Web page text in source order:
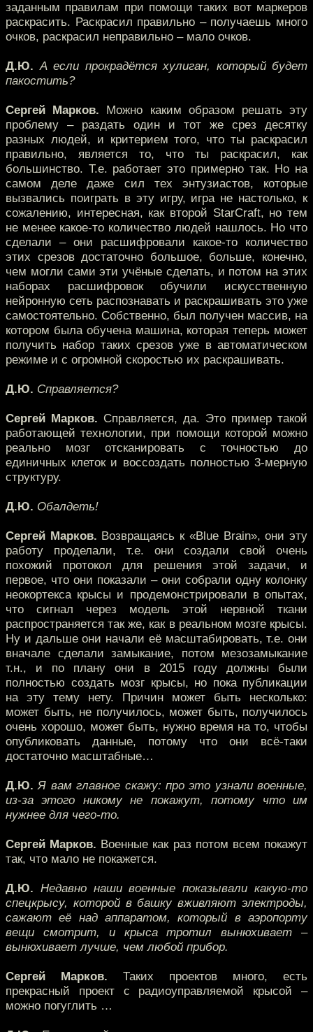
заданным правилам при помощи таких вот маркеров
раскрасить. Раскрасил правильно – получаешь много
очков, раскрасил неправильно – мало очков.
Д.Ю. А если прокрадётся хулиган, который будет
пакостить?
Сергей Марков. Можно каким образом решать эту
проблему – раздать один и тот же срез десятку
разных людей, и критерием того, что ты раскрасил
правильно, является то, что ты раскрасил, как
большинство. Т.е. работает это примерно так. Но на
самом деле даже сил тех энтузиастов, которые
вызвались поиграть в эту игру, игра не настолько, к
сожалению, интересная, как второй StarCraft, но тем
не менее какое-то количество людей нашлось. Но что
сделали – они расшифровали какое-то количество
этих срезов достаточно большое, больше, конечно,
чем могли сами эти учёные сделать, и потом на этих
наборах расшифровок обучили искусственную
нейронную сеть распознавать и раскрашивать это уже
самостоятельно. Собственно, был получен массив, на
котором была обучена машина, которая теперь может
получить набор таких срезов уже в автоматическом
режиме и с огромной скоростью их раскрашивать.
Д.Ю. Справляется?
Сергей Марков. Справляется, да. Это пример такой
работающей технологии, при помощи которой можно
реально мозг отсканировать с точностью до
единичных клеток и воссоздать полностью 3-мерную
структуру.
Д.Ю. Обалдеть!
Сергей Марков. Возвращаясь к «Blue Brain», они эту
работу проделали, т.е. они создали свой очень
похожий протокол для решения этой задачи, и
первое, что они показали – они собрали одну колонку
неокортекса крысы и продемонстрировали в опытах,
что сигнал через модель этой нервной ткани
распространяется так же, как в реальном мозге крысы.
Ну и дальше они начали её масштабировать, т.е. они
вначале сделали замыкание, потом мезозамыкание
т.н., и по плану они в 2015 году должны были
полностью создать мозг крысы, но пока публикации
на эту тему нету. Причин может быть несколько:
может быть, не получилось, может быть, получилось
очень хорошо, может быть, нужно время на то, чтобы
опубликовать данные, потому что они всё-таки
достаточно масштабные…
Д.Ю. Я вам главное скажу: про это узнали военные,
из-за этого никому не покажут, потому что им
нужнее для чего-то.
Сергей Марков. Военные как раз потом всем покажут
так, что мало не покажется.
Д.Ю. Недавно наши военные показывали какую-то
спецкрысу, которой в башку вживляют электроды,
сажают её над аппаратом, который в аэропорту
вещи смотрит, и крыса тротил вынюхивает –
вынюхивает лучше, чем любой прибор.
Сергей Марков. Таких проектов много, есть
прекрасный проект с радиоуправляемой крысой –
можно погуглить …